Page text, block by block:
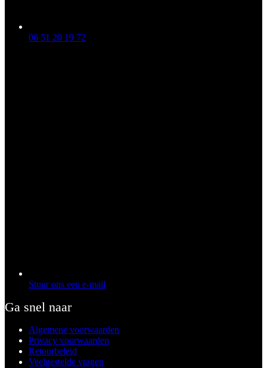
06 51 20 19 72
Stuur ons een e-mail
Ga snel naar
Algemene voorwaarden
Privacy voorwaarden
Retourbeleid
Veelgestelde vragen